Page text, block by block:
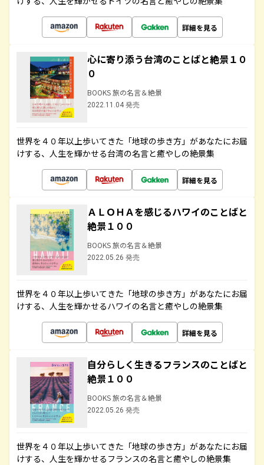
詳細を見る
心に寄り添う台湾のことばと絶景１０
０
BOOKS 旅の名言＆絶景
2022.11.04 発売
世界を４０年以上歩いてきた「地球の歩き方」があなたにお届
けする、人生を輝かせる台湾の名言と癒やしの絶景集
詳細を見る
ＡＬＯＨＡを感じるハワイのことばと
絶景１００
BOOKS 旅の名言＆絶景
2022.05.26 発売
世界を４０年以上歩いてきた「地球の歩き方」があなたにお届
けする、人生を輝かせるハワイの名言と癒やしの絶景集
詳細を見る
自分らしく生きるフランスのことばと
絶景１００
BOOKS 旅の名言＆絶景
2022.05.26 発売
世界を４０年以上歩いてきた「地球の歩き方」があなたにお届
けする、人生を輝かせるフランスの名言と癒やしの絶景集